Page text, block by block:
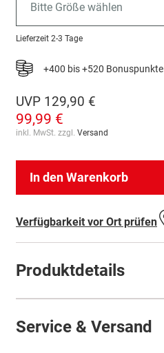
Bitte Größe wählen
Lieferzeit 2-3 Tage
+400 bis +520 Bonuspunkte
UVP 129,90 €
99,99 €
inkl. MwSt. zzgl. Versand
In den Warenkorb
Verfügbarkeit vor Ort prüfen
Produktdetails
Service & Versand